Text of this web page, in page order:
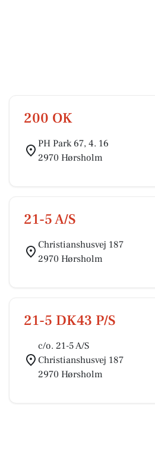
200 OK
PH Park 67, 4. 16
2970 Hørsholm
21-5 A/S
Christianshusvej 187
2970 Hørsholm
21-5 DK43 P/S
c/o. 21-5 A/S
Christianshusvej 187
2970 Hørsholm